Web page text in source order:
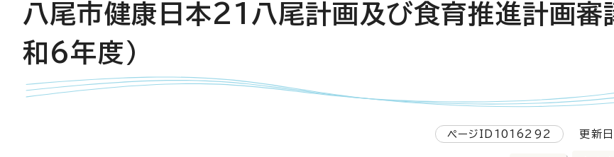
八尾市健康日本21八尾計画及び食育推進計画審
和6年度）
ページID1016292 更新日